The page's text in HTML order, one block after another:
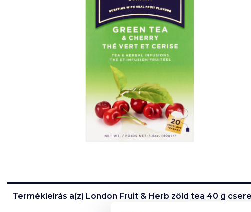
Termékleírás a(z) London Fruit & Herb zöld tea 40 g